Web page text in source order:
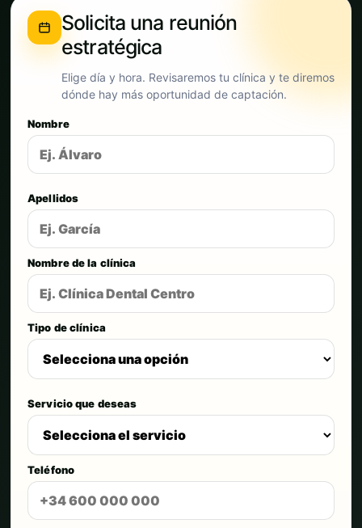
Solicita una reunión
estratégica
Elige día y hora. Revisaremos tu clínica y te diremos
dónde hay más oportunidad de captación.
Nombre
Apellidos
Nombre de la clínica
Tipo de clínica
Servicio que deseas
Teléfono